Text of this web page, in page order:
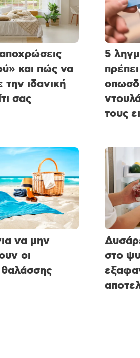
και πώς να
την ιδανική
σας
5
τους
να μην
οι
θαλάσσης
στο